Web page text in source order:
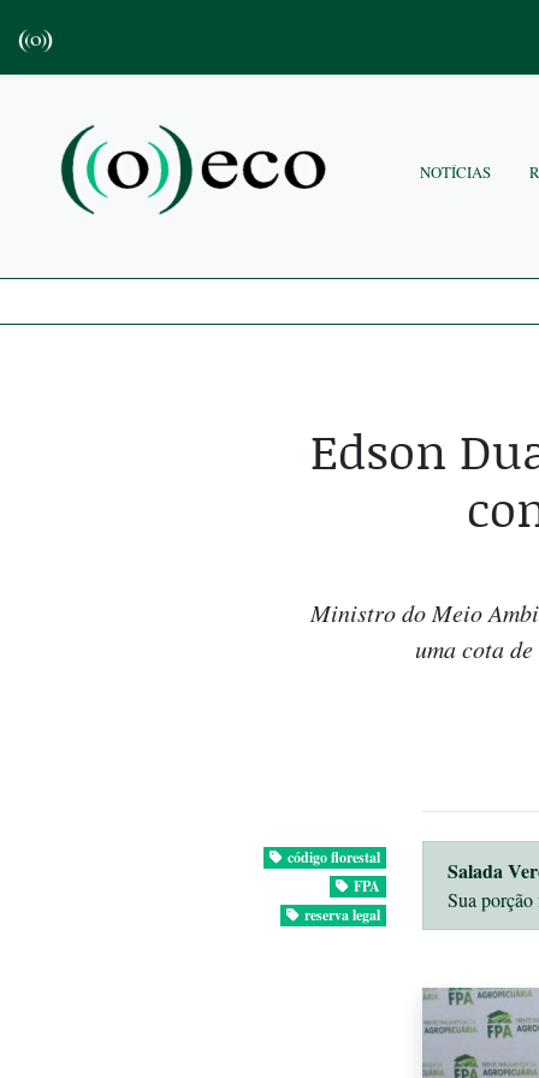
NOTÍCIAS
Edson
Ministro do Meio
uma cota
código florestal
FPA
reserva legal
Salada
Sua